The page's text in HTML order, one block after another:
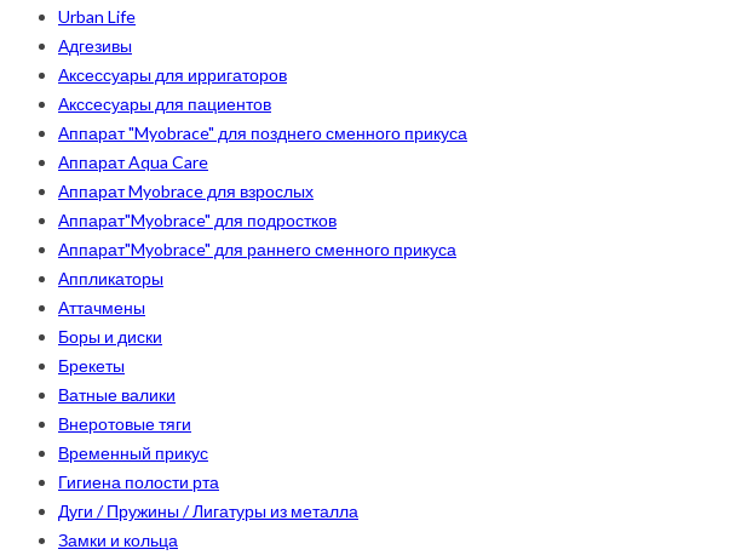
Urban Life
Адгезивы
Аксессуары для ирригаторов
Акссесуары для пациентов
Аппарат "Myobrace" для позднего сменного прикуса
Аппарат Aqua Care
Аппарат Myobrace для взрослых
Аппарат"Myobrace" для подростков
Аппарат"Myobrace" для раннего сменного прикуса
Аппликаторы
Аттачмены
Боры и диски
Брекеты
Ватные валики
Внеротовые тяги
Временный прикус
Гигиена полости рта
Дуги / Пружины / Лигатуры из металла
Замки и кольца